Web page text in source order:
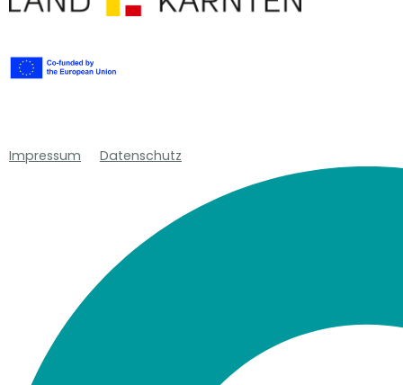
Impressum Datenschutz